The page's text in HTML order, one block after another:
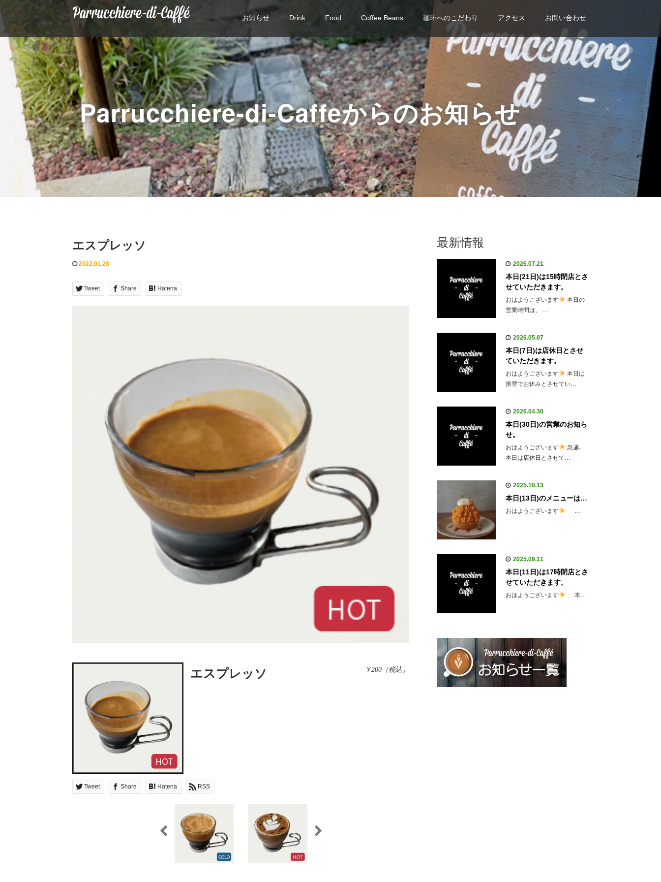
お知らせ Drink Food Coffee Beans 珈琲へのこだわり アクセス お問い合わせ
Parrucchiere-di-Caffeからのお知らせ
エスプレッソ
2022.01.28
Tweet Share Hatena
エスプレッソ ￥200（税込）
Tweet Share Hatena RSS
最新情報
2026.07.21
本日(21日)は15時閉店とさ
せていただきます。
おはようございます
本日の
営業時間は、 …
2026.05.07
本日(7日)は店休日とさせ
ていただきます。
おはようございます
本日は
振替でお休みとさせてい…
2026.04.30
本日(30日)の営業のお知ら
せ。
おはようございます
急遽､
本日は店休日とさせて…
2025.10.13
本日(13日)のメニューは…
おはようございます …
2025.09.11
本日(11日)は17時閉店とさ
せていただきます。
おはようございます 本…